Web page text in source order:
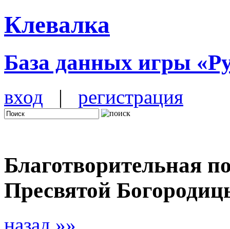
Клевалка
База данных игры
вход | регистрация
Благотворительная
Пресвятой
назад »»